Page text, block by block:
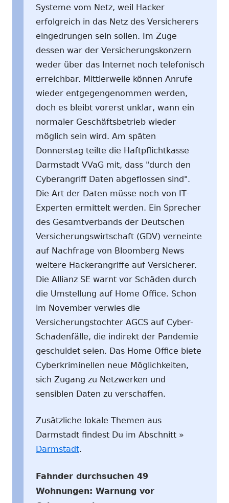
Systeme vom Netz, weil Hacker
erfolgreich in das Netz des Versicherers
eingedrungen sein sollen. Im Zuge
dessen war der Versicherungskonzern
weder über das Internet noch telefonisch
erreichbar. Mittlerweile können Anrufe
wieder entgegengenommen werden,
doch es bleibt vorerst unklar, wann ein
normaler Geschäftsbetrieb wieder
möglich sein wird. Am späten
Donnerstag teilte die Haftpflichtkasse
Darmstadt VVaG mit, dass "durch den
Cyberangriff Daten abgeflossen sind".
Die Art der Daten müsse noch von IT-
Experten ermittelt werden. Ein Sprecher
des Gesamtverbands der Deutschen
Versicherungswirtschaft (GDV) verneinte
auf Nachfrage von Bloomberg News
weitere Hackerangriffe auf Versicherer.
Die Allianz SE warnt vor Schäden durch
die Umstellung auf Home Office. Schon
im November verwies die
Versicherungstochter AGCS auf Cyber-
Schadenfälle, die indirekt der Pandemie
geschuldet seien. Das Home Office biete
Cyberkriminellen neue Möglichkeiten,
sich Zugang zu Netzwerken und
sensiblen Daten zu verschaffen.
Zusätzliche lokale Themen aus
Darmstadt findest Du im Abschnitt »
Darmstadt.
Fahnder durchsuchen 49
Wohnungen: Warnung vor